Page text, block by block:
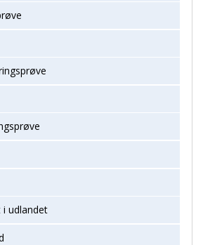
i udlandet